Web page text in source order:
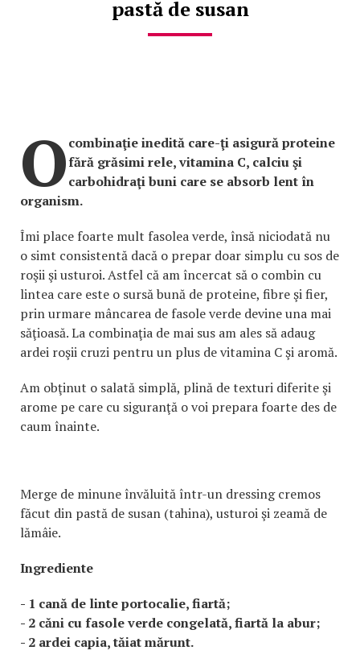
pastă de susan
Ocombinaţie inedită care-ţi asigură proteine
fără grăsimi rele, vitamina C, calciu şi
carbohidraţi buni care se absorb lent în
organism.
Îmi place foarte mult fasolea verde, însă niciodată nu
o simt consistentă dacă o prepar doar simplu cu sos de
roşii şi usturoi. Astfel că am încercat să o combin cu
lintea care este o sursă bună de proteine, fibre şi fier,
prin urmare mâncarea de fasole verde devine una mai
săţioasă. La combinaţia de mai sus am ales să adaug
ardei roşii cruzi pentru un plus de vitamina C şi aromă.
Am obţinut o salată simplă, plină de texturi diferite şi
arome pe care cu siguranţă o voi prepara foarte des de
caum înainte.
Merge de minune învăluită într-un dressing cremos
făcut din pastă de susan (tahina), usturoi şi zeamă de
lămâie.
Ingrediente
- 1 cană de linte portocalie, fiartă;
- 2 căni cu fasole verde congelată, fiartă la abur;
- 2 ardei capia, tăiat mărunt.